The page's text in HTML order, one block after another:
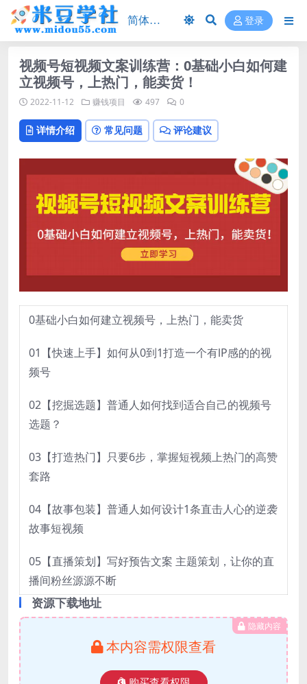
登录
视频号短视频文案训练营：0基础小白如何建
立视频号，上热门，能卖货！
2022-11-12 赚钱项目 497 0
详情介绍 常见问题 评论建议
0基础小白如何建立视频号，上热门，能卖货
01【快速上手】如何从0到1打造一个有lP感的的视
频号
02【挖掘选题】普通人如何找到适合自己的视频号
选题？
03【打造热门】只要6步，掌握短视频上热门的高赞
套路
04【故事包装】普通人如何设计1条直击人心的逆袭
故事短视频
05【直播策划】写好预告文案 主题策划，让你的直
播间粉丝源源不断
资源下载地址
隐藏内容
本内容需权限查看